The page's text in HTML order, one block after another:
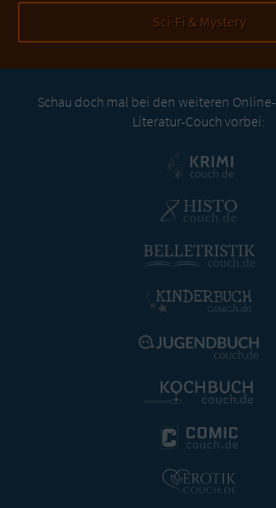
Sci-Fi & Mystery
Schau doch mal bei den weiteren
Literatur-Couch vorbei: